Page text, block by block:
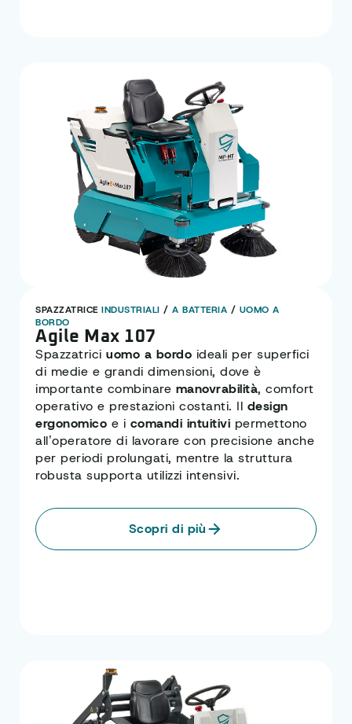
SPAZZATRICE INDUSTRIALI / A BATTERIA / UOMO A
BORDO
Agile Max 107
Spazzatrici uomo a bordo ideali per superfici
di medie e grandi dimensioni, dove è
importante combinare manovrabilità, comfort
operativo e prestazioni costanti. Il design
ergonomico e i comandi intuitivi permettono
all’operatore di lavorare con precisione anche
per periodi prolungati, mentre la struttura
robusta supporta utilizzi intensivi.
Scopri di più